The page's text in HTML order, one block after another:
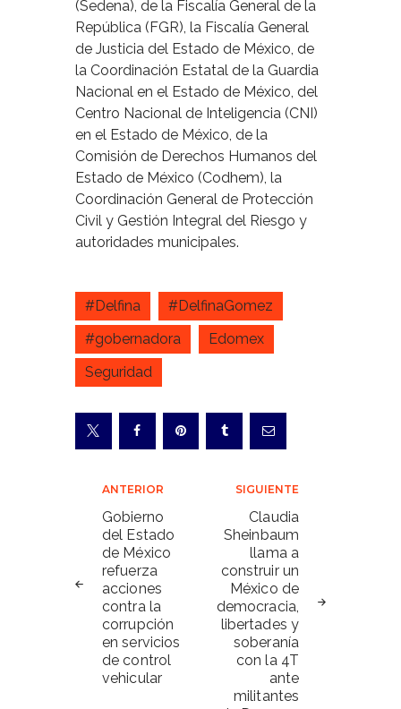
(Sedena), de la Fiscalía General de la
República (FGR), la Fiscalía General
de Justicia del Estado de México, de
la Coordinación Estatal de la Guardia
Nacional en el Estado de México, del
Centro Nacional de Inteligencia (CNI)
en el Estado de México, de la
Comisión de Derechos Humanos del
Estado de México (Codhem), la
Coordinación General de Protección
Civil y Gestión Integral del Riesgo y
autoridades municipales.
#Delfina
#DelfinaGomez
#gobernadora
Edomex
Seguridad
Navegación
de
entradas
ANTERIOR
Gobierno
del Estado
de México
refuerza
acciones
contra la
corrupción
en servicios
de control
vehicular
SIGUIENTE
Claudia
Sheinbaum
llama a
construir un
México de
democracia,
libertades y
soberanía
con la 4T
ante
militantes